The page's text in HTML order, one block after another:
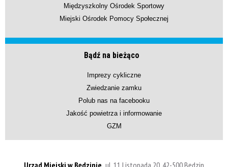
Międzyszkolny Ośrodek Sportowy
Miejski Ośrodek Pomocy Społecznej
Bądź na bieżąco
Imprezy cykliczne
Zwiedzanie zamku
Polub nas na facebooku
Jakość powietrza i informowanie
GZM